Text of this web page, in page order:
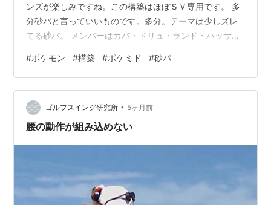
ンズが楽しみですね。この構築はほぼＳＶ専用です。 多
分砂パと言っていいものです。多分。テーマは少しズレ
てる砂パ。 メンバーはカバ・ドリュ・ランド・ハッサ
すなおこし メンタルハーブ 地震・噛み砕く・ステロ・吹
き飛ばし わんぱく Ｈ２５２Ｂ４４Ｄ２１２ 物理も特殊
も受けれます。欠伸は慣れてないので入れてない。黒バ
ド対策の噛み砕く。 ２体目 ドリュウズ フェアリーテラ
ス すなかき チョッキ 地震・アイヘ・地獄突き・テラバ
#ポケモン #構築 #ポケミド #砂パ
ゴルフスイング研究所 • 5ヶ月前
腰の動作が組み込めない